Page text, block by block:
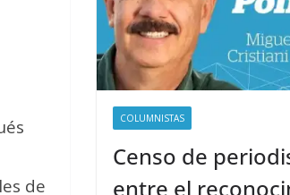
de
COLUMNISTAS
Censo de
entre el